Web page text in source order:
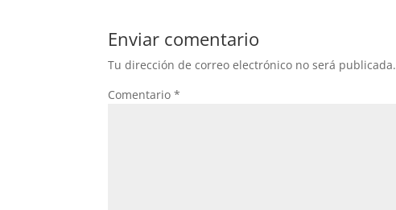
b
o
o
k
A
p
p
Enviar comentario
Tu dirección de correo electrónico no será publicada.
Comentario*